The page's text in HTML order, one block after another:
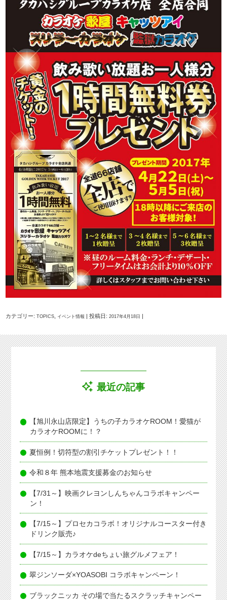
カテゴリー:TOPICS イベント情報 | 投稿日:2017年4月18日 |
最近の記事
【旭川永山店限定】うちの子カラオケROOM！愛猫が
カラオケROOMに！？
夏恒例！切符型の割引チケットプレゼント！！
令和８年 熊本地震支援募金のお知らせ
【7/31～】映画クレヨンしんちゃんコラボキャンペー
ン！
【7/15～】プロセカコラボ！オリジナルコースター付き
ドリンク販売♪
【7/15～】カラオケdeちょい旅グルメフェア！
翠ジンソーダ×YOASOBI コラボキャンペーン！
ブラックニッカ その場で当たるスクラッチキャンペー